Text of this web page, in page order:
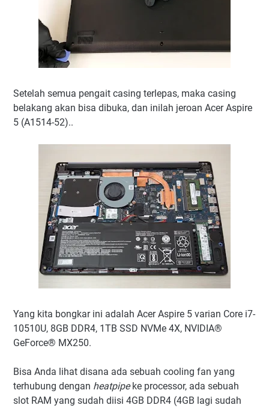
Setelah semua pengait casing terlepas, maka casing
belakang akan bisa dibuka, dan inilah jeroan Acer Aspire
5 (A1514-52)..
Yang kita bongkar ini adalah Acer Aspire 5 varian Core i7-
10510U, 8GB DDR4, 1TB SSD NVMe 4X, NVIDIA®
GeForce® MX250.
Bisa Anda lihat disana ada sebuah cooling fan yang
terhubung dengan heatpipeke processor, ada sebuah
slot RAM yang sudah diisi 4GB DDR4 (4GB lagi sudah